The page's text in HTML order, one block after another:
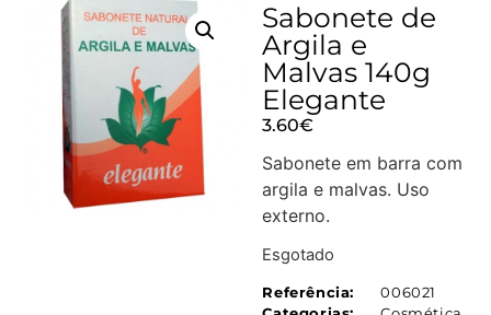
Sabonete de
Argila e
Malvas 140g
Elegante
3.60€
Sabonete em barra com
argila e malvas. Uso
externo.
Esgotado
Referência:
006021